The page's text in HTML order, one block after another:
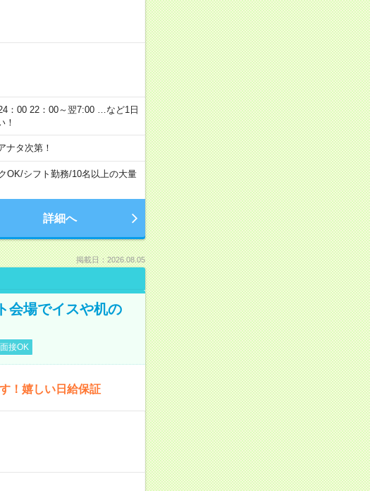
：00 22：00～翌7:00 …など1日
！
タ次第！
OK/シフト勤務/10名以上の大量
詳細へ
掲載日：2026.08.05
会場でイスや机の
接OK
！嬉しい日給保証